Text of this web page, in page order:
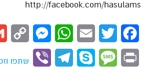
http://facebook.com/hasulams
Facebook
Twitter
Email
WhatsApp
Print
Message
Skype
Telegram
Viber
שתפו